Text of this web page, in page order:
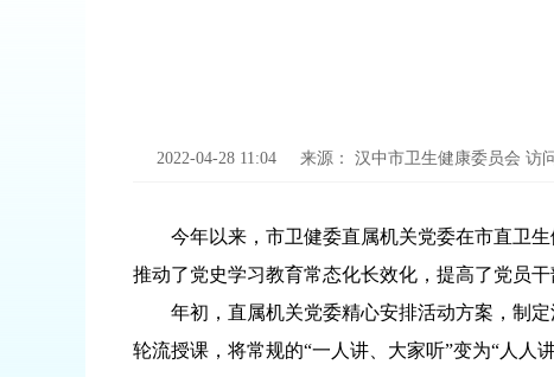
2022-04-28 11:04 来源： 汉中市卫生健康委员会 访
今年以来，市卫健委直属机关党委在市直卫生
推动了党史学习教育常态化长效化，提高了党员干
年初，直属机关党委精心安排活动方案，制定
轮流授课，将常规的“一人讲、大家听”变为“人